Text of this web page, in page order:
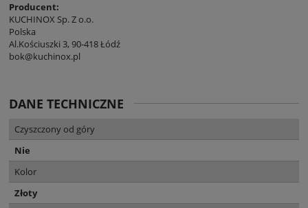
Producent:
KUCHINOX Sp. Z o.o.
Polska
Al.Kościuszki 3, 90-418 Łódź
bok@kuchinox.pl
DANE TECHNICZNE
Czyszczony od góry
Nie
Kolor
Złoty